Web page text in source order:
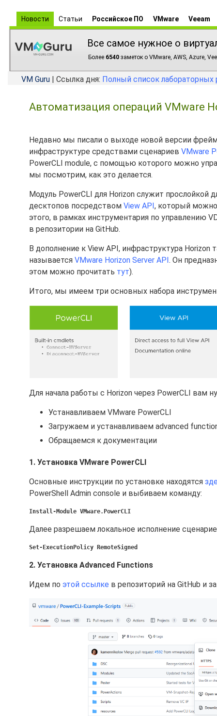
Новости Статьи Российское ПО VMware Veeam
Все самое нужное о
Более 6540 заметок о VMware, AWS, Azure,
VM Guru | Ссылка дня: Полный список лабораторных
Автоматизация операций VMware
Недавно мы писали о выходе новой версии
инфраструктуре средствами сценариев VMware
PowerCLI module, с помощью которого можно
мы посмотрим, как это делается.
Модуль PowerCLI для Horizon служит прослойкой
десктопов посредством View API, который
этого, в рамках инструментария по управлению
в репозитории на GitHub.
В дополнение к View API, инфраструктура
называется VMware Horizon Server API. Он
этом можно прочитать тут).
Итого, мы имеем три основных набора
Для начала работы с Horizon через PowerCLI
Устанавливаем VMware PowerCLI
Загружаем и устанавливаем advanced
Обращаемся к документации
1. Установка VMware PowerCLI
Основные инструкции по установке находятся
PowerShell Admin console и выбиваем команду:
Install-Module VMware.PowerCLI
Далее разрешаем локальное исполнение
Set-ExecutionPolicy RemoteSigned
2. Установка Advanced Functions
Идем по этой ссылке в репозиторий на GitHub и